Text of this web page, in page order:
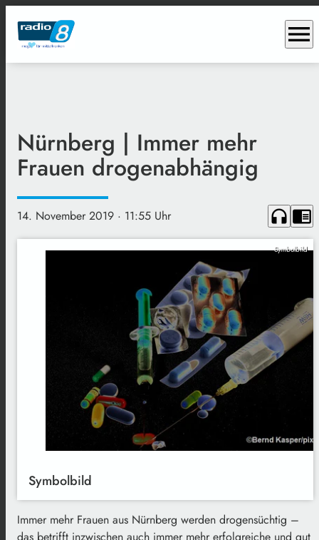
menu
Nürnberg | Immer mehr
Frauen drogenabhängig
14. November 2019 · 11:55 Uhr headphones chrome_reader_mode
Symbolbild
Symbolbild
Immer mehr Frauen aus Nürnberg werden drogensüchtig –